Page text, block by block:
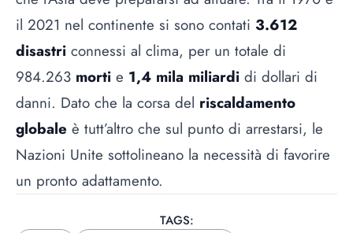
il 2021 nel continente si sono contati 3.612
disastri connessi al clima, per un totale di
984.263 morti e 1,4 mila miliardi di dollari di
danni. Dato che la corsa del riscaldamento
globale è tutt’altro che sul punto di arrestarsi, le
Nazioni Unite sottolineano la necessità di favorire
un pronto adattamento.
TAGS: